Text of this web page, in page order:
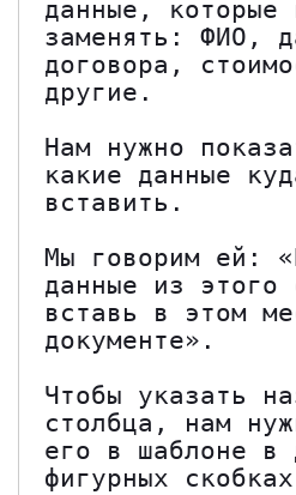
данные, которые
заменять: ФИО,
договора,
другие.
Нам нужно
какие данные
вставить.
Мы говорим ей:
данные из этого
вставь в этом
документе».
Чтобы указать
столбца, нам
его в шаблоне в
фигурных